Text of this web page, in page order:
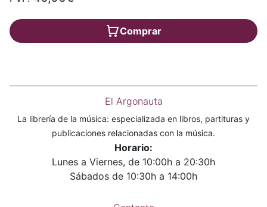
Comprar
El Argonauta
La librería de la música: especializada en libros, partituras y
publicaciones relacionadas con la música.
Horario:
Lunes a Viernes, de 10:00h a 20:30h
Sábados de 10:30h a 14:00h